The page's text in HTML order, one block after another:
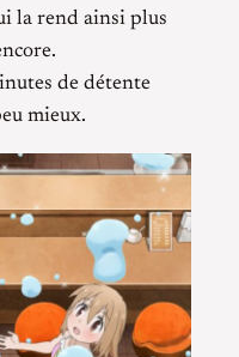
la rend ainsi plus
de détente
mieux.